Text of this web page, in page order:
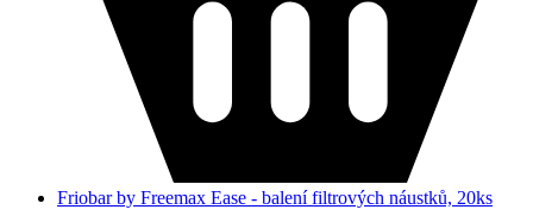
Friobar by Freemax Ease - balení filtrových náustků, 20ks